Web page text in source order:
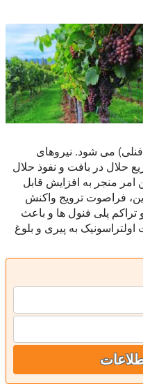
فنلی) می شود. نیروهای
حلال در بافت و نفوذ حلال
امر منجر به افزایش قابل
فراصوت ترویج واکنش
تراکم پلی فنول ها و باعث
به پیری و بلوغ